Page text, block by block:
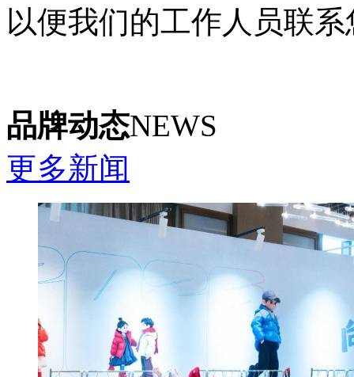
以便我们的工作人员联
品牌动态NEWS
更多新闻